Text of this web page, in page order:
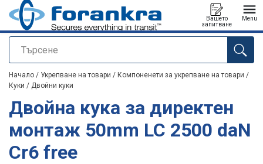
Търсене
Вашето
запитване
Menu
е добавен към вашето запитване
Начало / Укрепване на товари / Компоненети за укрепване на товари /
Куки / Двойни куки
Двойна кука за директен
монтаж 50mm LC 2500 daN
Cr6 free